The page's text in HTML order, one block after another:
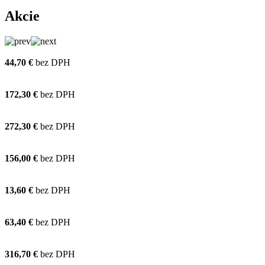
Akcie
44,70 € bez DPH
172,30 € bez DPH
272,30 € bez DPH
156,00 € bez DPH
13,60 € bez DPH
63,40 € bez DPH
316,70 € bez DPH